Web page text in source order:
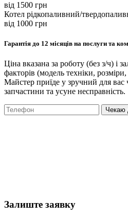
вiд 1500 грн
Котел рідкопаливний/
вiд 1000 грн
Гарантія до 12 місяців на послуги та
Ціна вказана за роботу (без з/ч) і
факторів (модель техніки,
Майстер приїде у зручний для вас
запчастини та усуне несправність.
Чекаю
Залиште заявку